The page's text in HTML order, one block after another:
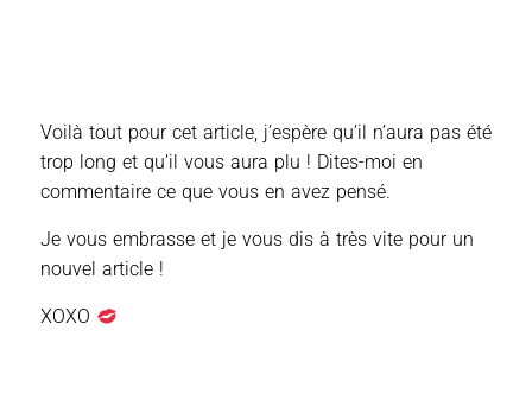
Voilà tout pour cet article, j’espère qu’il n’aura pas été
trop long et qu’il vous aura plu ! Dites-moi en
commentaire ce que vous en avez pensé.
Je vous embrasse et je vous dis à très vite pour un
nouvel article !
XOXO